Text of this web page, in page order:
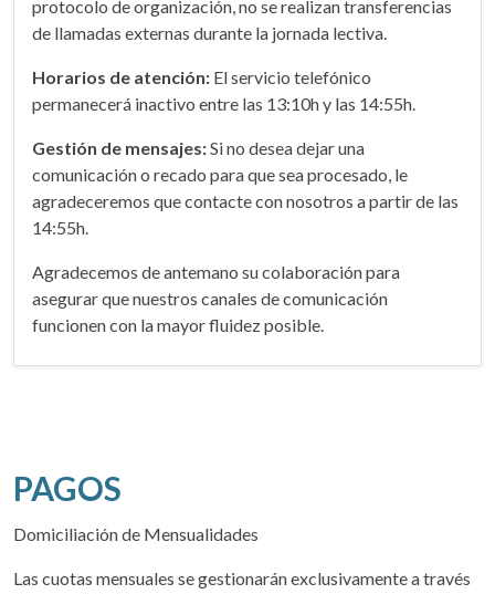
protocolo de organización, no se realizan transferencias
de llamadas externas durante la jornada lectiva.
Horarios de atención: El servicio telefónico
permanecerá inactivo entre las 13:10h y las 14:55h.
Gestión de mensajes:Si no desea dejar una
comunicación o recado para que sea procesado, le
agradeceremos que contacte con nosotros a partir de las
14:55h.
Agradecemos de antemano su colaboración para
asegurar que nuestros canales de comunicación
funcionen con la mayor fluidez posible.
PAGOS
Domiciliación de Mensualidades
Las cuotas mensuales se gestionarán exclusivamente a través